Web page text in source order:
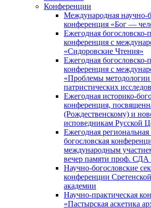
Конференции
Международная научно-
конференция «Бог —
Ежегодная богословско-
конференция с
«Сидоровские Чтения»
Ежегодная богословско-
конференция с
«Проблемы методологии
патристических
Ежегодная историко-
конференция,
(Рождественскому) и
исповедникам Русской
Ежегодная региональная
богословская
международным
вечер памяти проф.
Научно-богословские
конференции
академии
Научно-практическая
«Пастырская аскетика